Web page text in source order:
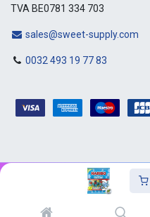
TVA BE0781 334 703
sales@sweet-supply.com
0032 493 19 77 83
Copyright © Sweet-Supply